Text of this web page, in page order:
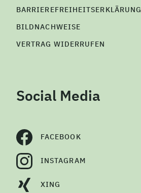
BARRIEREFREIHEITSERKLÄRUNG
BILDNACHWEISE
VERTRAG WIDERRUFEN
Social Media
FACEBOOK
INSTAGRAM
XING